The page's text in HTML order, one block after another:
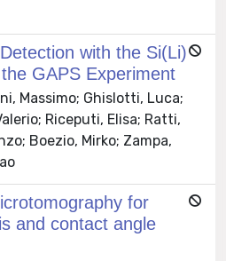
with the Si(Li)
GAPS Experiment
Massimo; Ghislotti, Luca;
Riceputi, Elisa; Ratti,
Boezio, Mirko; Zampa,
for
and contact angle